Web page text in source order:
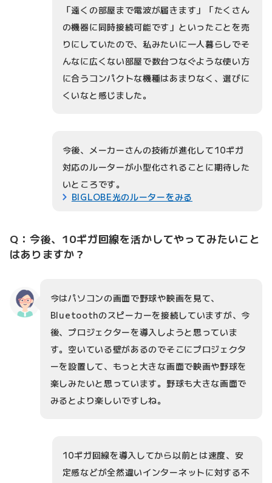
「遠くの部屋まで電波が届きます」「たくさん
の機器に同時接続可能です」といったことを売
りにしていたので、私みたいに一人暮らしでそ
んなに広くない部屋で数台つなぐような使い方
に合うコンパクトな機種はあまりなく、選びに
くいなと感じました。
今後、メーカーさんの技術が進化して10ギガ
対応のルーターが小型化されることに期待した
いところです。
BIGLOBE光のルーターをみる
Q：今後、10ギガ回線を活かしてやってみたいこと
はありますか？
今はパソコンの画面で野球や映画を見て、
Bluetoothのスピーカーを接続していますが、今
後、プロジェクターを導入しようと思っていま
す。空いている壁があるのでそこにプロジェクタ
ーを設置して、もっと大きな画面で映画や野球を
楽しみたいと思っています。野球も大きな画面で
みるとより楽しいですしね。
10ギガ回線を導入してから以前とは速度、安
定感などが全然違いインターネットに対する不